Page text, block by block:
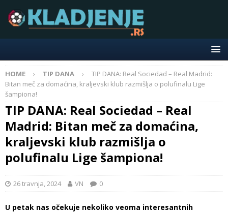
HOME TIP DANA
TIP DANA: Real Sociedad – Real Madrid:
Bitan meč za domaćina, kraljevski klub razmišlja o polufinalu Lige
šampiona!
TIP DANA: Real Sociedad – Real
Madrid: Bitan meč za domaćina,
kraljevski klub razmišlja o
polufinalu Lige šampiona!
26 travnja, 2024 VN 0
U petak nas očekuje nekoliko veoma interesantnih